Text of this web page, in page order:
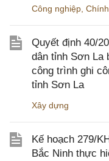
Công nghiệp
Quyết định 40/
dân tỉnh Sơn La
công trình ghi
tỉnh Sơn La
Xây dựng
Kế hoạch 279/
Bắc Ninh thực